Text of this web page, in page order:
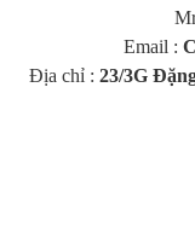
Email :
Địa chỉ : 23/3G